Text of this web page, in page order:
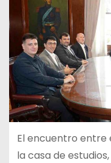
El encuentro entre
la casa de